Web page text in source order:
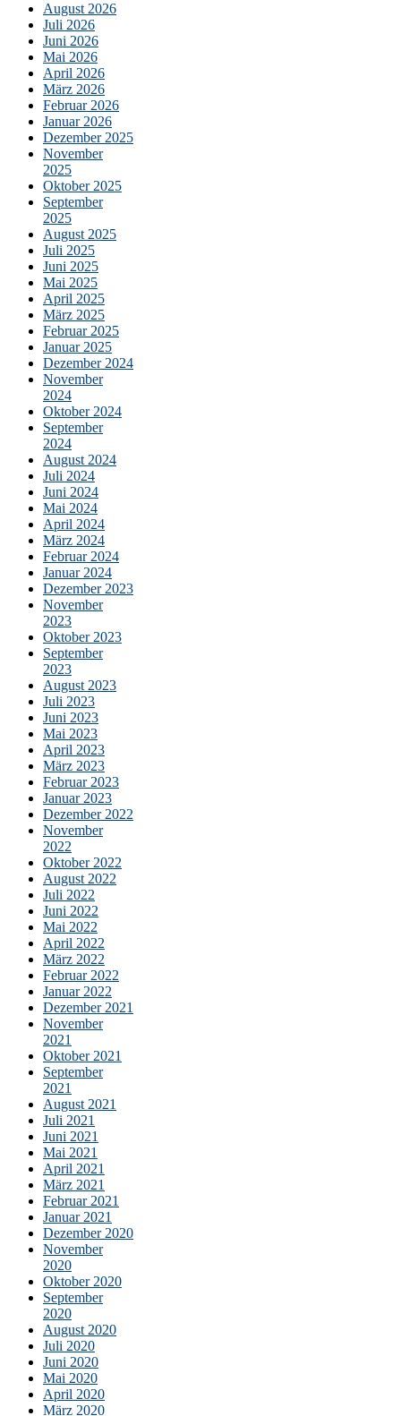
August 2026
Juli 2026
Juni 2026
Mai 2026
April 2026
März 2026
Februar 2026
Januar 2026
Dezember 2025
November
2025
Oktober 2025
September
2025
August 2025
Juli 2025
Juni 2025
Mai 2025
April 2025
März 2025
Februar 2025
Januar 2025
Dezember 2024
November
2024
Oktober 2024
September
2024
August 2024
Juli 2024
Juni 2024
Mai 2024
April 2024
März 2024
Februar 2024
Januar 2024
Dezember 2023
November
2023
Oktober 2023
September
2023
August 2023
Juli 2023
Juni 2023
Mai 2023
April 2023
März 2023
Februar 2023
Januar 2023
Dezember 2022
November
2022
Oktober 2022
August 2022
Juli 2022
Juni 2022
Mai 2022
April 2022
März 2022
Februar 2022
Januar 2022
Dezember 2021
November
2021
Oktober 2021
September
2021
August 2021
Juli 2021
Juni 2021
Mai 2021
April 2021
März 2021
Februar 2021
Januar 2021
Dezember 2020
November
2020
Oktober 2020
September
2020
August 2020
Juli 2020
Juni 2020
Mai 2020
April 2020
März 2020